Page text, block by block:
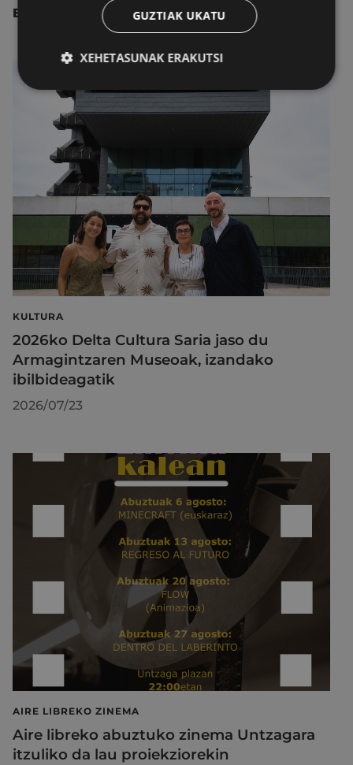
BESTE ALBISTE BATZUK
KULTURA
2026ko Delta Cultura Saria jaso du
Armagintzaren Museoak, izandako
ibilbideagatik
2026/07/23
AIRE LIBREKO ZINEMA
Aire libreko abuztuko zinema Untzagara
itzuliko da lau proiekziorekin
GUZTIAK UKATU
XEHETASUNAK ERAKUTSI